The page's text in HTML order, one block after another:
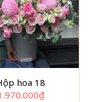
hoa 18
₫